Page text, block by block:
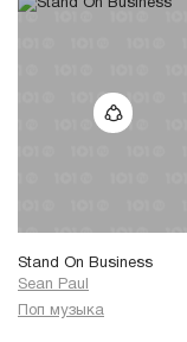
Stand On Business
Sean Paul
Поп музыка